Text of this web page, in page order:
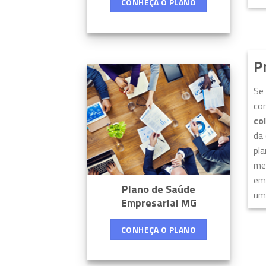
Plano de Saúde
Empresarial MG
CONHEÇA O PLANO
da